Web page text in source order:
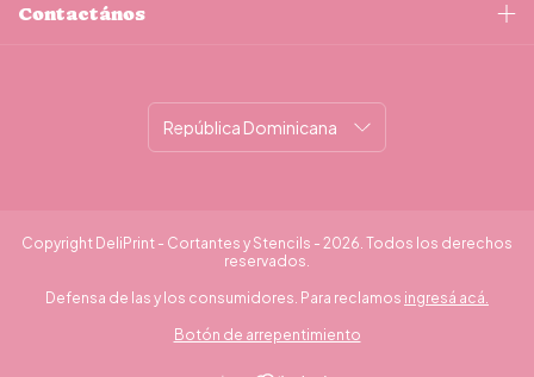
Contactános
Copyright DeliPrint - Cortantes y Stencils - 2026. Todos los derechos
reservados.
Defensa de las y los consumidores. Para reclamos ingresá acá.
Botón de arrepentimiento